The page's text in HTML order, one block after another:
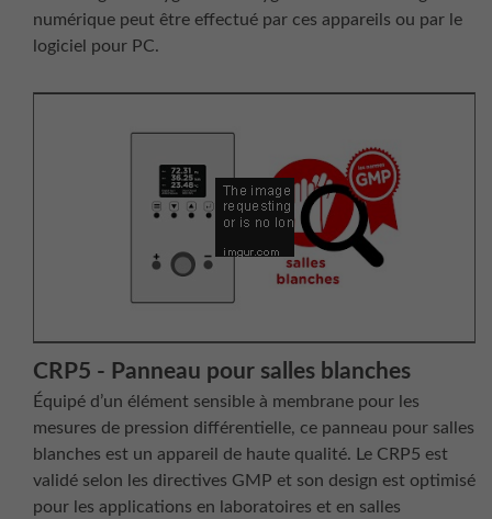
numérique peut être effectué par ces appareils ou par le
logiciel pour PC.
CRP5 - Panneau pour salles blanches
Équipé d’un élément sensible à membrane pour les
mesures de pression différentielle, ce panneau pour salles
blanches est un appareil de haute qualité. Le CRP5 est
validé selon les directives GMP et son design est optimisé
pour les applications en laboratoires et en salles